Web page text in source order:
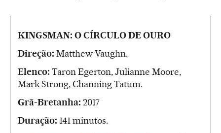
KINGSMAN: O CÍRCULO DE OURO
Direção: Matthew Vaughn.
Elenco: Taron Egerton, Julianne Moore,
Mark Strong, Channing Tatum.
Grã-Bretanha: 2017
Duração: 141 minutos.